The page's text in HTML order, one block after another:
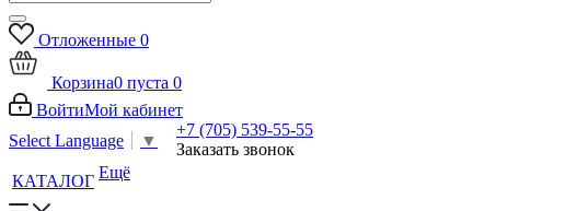
Отложенные 0
Корзина0 пуста 0
ВойтиМой кабинет
Select Language
▼
+7 (705) 539-55-55
Заказать звонок
КАТАЛОГ Ещё